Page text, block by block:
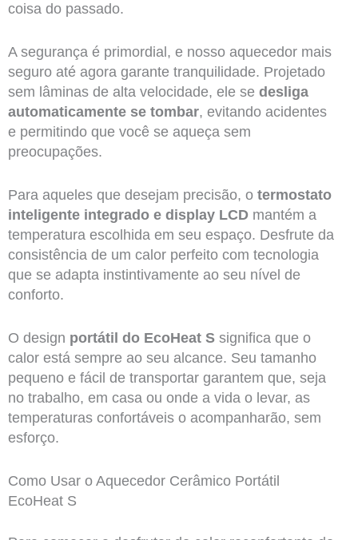
coisa do passado.
A segurança é primordial, e nosso aquecedor mais
seguro até agora garante tranquilidade. Projetado
sem lâminas de alta velocidade, ele se desliga
automaticamente se tombar, evitando acidentes
e permitindo que você se aqueça sem
preocupações.
Para aqueles que desejam precisão, o termostato
inteligente integrado e display LCDmantém a
temperatura escolhida em seu espaço. Desfrute da
consistência de um calor perfeito com tecnologia
que se adapta instintivamente ao seu nível de
conforto.
O design portátil do EcoHeat Ssignifica que o
calor está sempre ao seu alcance. Seu tamanho
pequeno e fácil de transportar garantem que, seja
no trabalho, em casa ou onde a vida o levar, as
temperaturas confortáveis o acompanharão, sem
esforço.
Como Usar o Aquecedor Cerâmico Portátil
EcoHeat S